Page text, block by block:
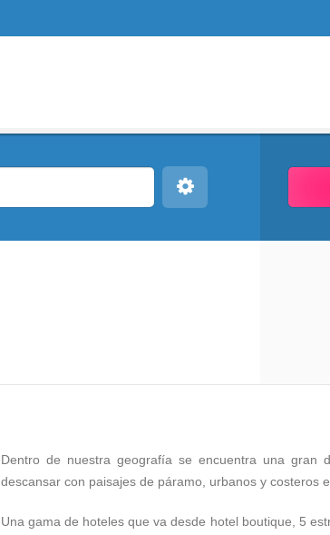
Dentro de nuestra geografía se encuentra una gran
descansar con paisajes de páramo, urbanos y costeros
Una gama de hoteles que va desde hotel boutique, 5